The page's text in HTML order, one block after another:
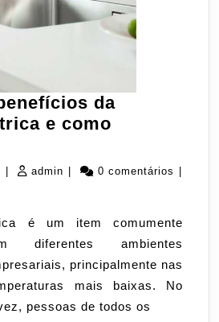
da
e como
janeiro
| admin admin
| 0 comentários |
é um item comumente
diferentes ambientes
principalmente nas
mais baixas. No
pessoas de todos os